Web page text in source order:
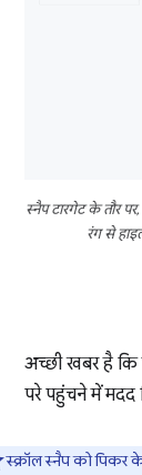
स्नैप टारगेट के तौर
रंग से
अच्छी खबर है कि
परे पहुंचने में मदद
स्क्रॉल स्नैप को पिकर